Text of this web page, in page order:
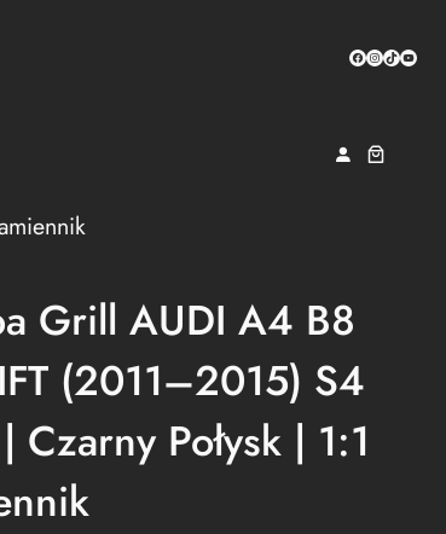
Facebook
Instagram
TikTok
Grill AUDI A4 B8
(2011–2015) S4
Czarny Połysk | 1:1